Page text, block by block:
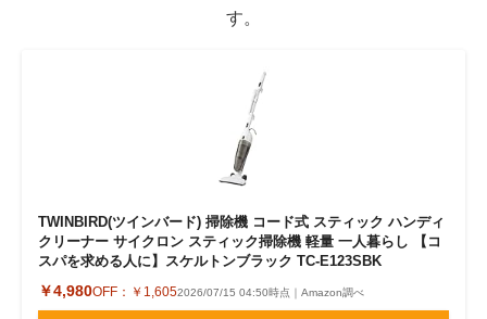
す。
TWINBIRD(ツインバード) 掃除機 コード式 スティック ハンディ
クリーナー サイクロン スティック掃除機 軽量 一人暮らし 【コ
スパを求める人に】スケルトンブラック TC-E123SBK
￥4,980OFF： ￥1,6052026/07/15 04:50時点｜Amazon調べ